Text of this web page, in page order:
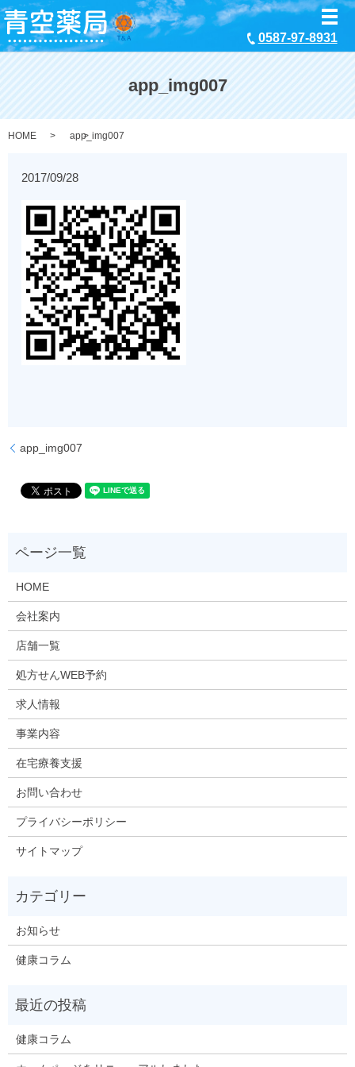
0587-97-8931
メ
app_img007
HOME app_img007
2017/09/28
app_img007
HOME
会社案内
店舗一覧
処方せんWEB予約
求人情報
事業内容
在宅療養支援
お問い合わせ
プライバシーポリシー
サイトマップ
お知らせ
健康コラム
健康コラム